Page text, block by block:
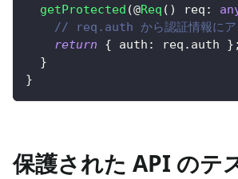
getProtected (@Req ( ) req :
// req.auth から認証情報にア
return
{ auth : req . auth } ;
}
}
保護された API のテ